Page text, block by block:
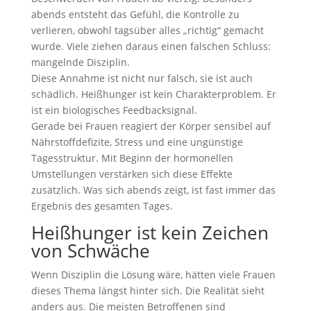
abends entsteht das Gefühl, die Kontrolle zu
verlieren, obwohl tagsüber alles „richtig“ gemacht
wurde. Viele ziehen daraus einen falschen Schluss:
mangelnde Disziplin.
Diese Annahme ist nicht nur falsch, sie ist auch
schädlich. Heißhunger ist kein Charakterproblem. Er
ist ein biologisches Feedbacksignal.
Gerade bei Frauen reagiert der Körper sensibel auf
Nährstoffdefizite, Stress und eine ungünstige
Tagesstruktur. Mit Beginn der hormonellen
Umstellungen verstärken sich diese Effekte
zusätzlich. Was sich abends zeigt, ist fast immer das
Ergebnis des gesamten Tages.
Heißhunger ist kein Zeichen
von Schwäche
Wenn Disziplin die Lösung wäre, hätten viele Frauen
dieses Thema längst hinter sich. Die Realität sieht
anders aus. Die meisten Betroffenen sind